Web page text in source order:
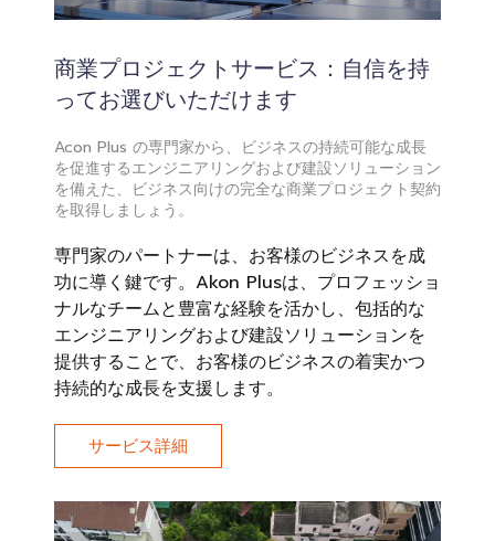
商業プロジェクトサービス：自信を持
ってお選びいただけます
Acon Plus の専門家から、ビジネスの持続可能な成長
を促進するエンジニアリングおよび建設ソリューション
を備えた、ビジネス向けの完全な商業プロジェクト契約
を取得しましょう。
専門家のパートナーは、お客様のビジネスを成
功に導く鍵です。Akon Plusは、プロフェッショ
ナルなチームと豊富な経験を活かし、包括的な
エンジニアリングおよび建設ソリューションを
提供することで、お客様のビジネスの着実かつ
持続的な成長を支援します。
サービス詳細